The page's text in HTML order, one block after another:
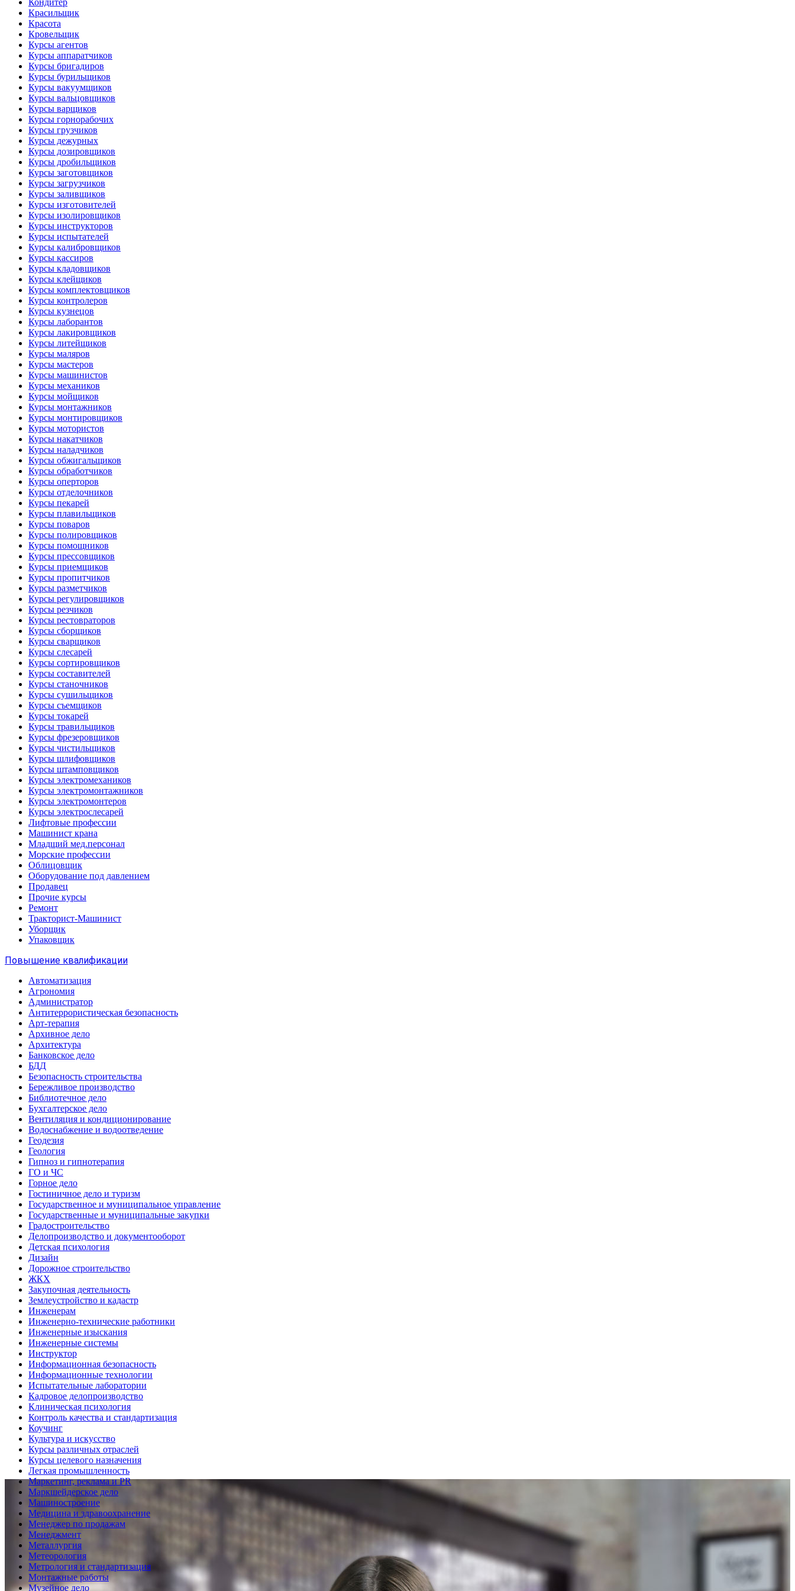
Кондитер
Красильщик
Красота
Кровельщик
Курсы агентов
Курсы аппаратчиков
Курсы бригадиров
Курсы бурильщиков
Курсы вакуумщиков
Курсы вальцовщиков
Курсы варщиков
Курсы горнорабочих
Курсы грузчиков
Курсы дежурных
Курсы дозировщиков
Курсы дробильщиков
Курсы заготовщиков
Курсы загрузчиков
Курсы заливщиков
Курсы изготовителей
Курсы изолировщиков
Курсы инструкторов
Курсы испытателей
Курсы калибровщиков
Курсы кассиров
Курсы кладовщиков
Курсы клейщиков
Курсы комплектовщиков
Курсы контролеров
Курсы кузнецов
Курсы лаборантов
Курсы лакировщиков
Курсы литейщиков
Курсы маляров
Курсы мастеров
Курсы машинистов
Курсы механиков
Курсы мойщиков
Курсы монтажников
Курсы монтировщиков
Курсы мотористов
Курсы накатчиков
Курсы наладчиков
Курсы обжигальщиков
Курсы обработчиков
Курсы оперторов
Курсы отделочников
Курсы пекарей
Курсы плавильщиков
Курсы поваров
Курсы полировщиков
Курсы помощников
Курсы прессовщиков
Курсы приемщиков
Курсы пропитчиков
Курсы разметчиков
Курсы регулировщиков
Курсы резчиков
Курсы рестовраторов
Курсы сборщиков
Курсы сварщиков
Курсы слесарей
Курсы сортировщиков
Курсы составителей
Курсы станочников
Курсы сушильщиков
Курсы съемщиков
Курсы токарей
Курсы травильщиков
Курсы фрезеровщиков
Курсы чистильщиков
Курсы шлифовщиков
Курсы штамповщиков
Курсы электромехаников
Курсы электромонтажников
Курсы электромонтеров
Курсы электрослесарей
Лифтовые профессии
Машинист крана
Младщий мед.персонал
Морские профессии
Облицовщик
Оборудование под давлением
Продавец
Прочие курсы
Ремонт
Тракторист-Машинист
Уборщик
Упаковщик
Повышение квалификации
Автоматизация
Агрономия
Администратор
Антитеррористическая безопасность
Арт-терапия
Архивное дело
Архитектура
Банковское дело
БДД
Безопасность строительства
Бережливое производство
Библиотечное дело
Бухгалтерское дело
Вентиляция и кондиционирование
Водоснабжение и водоотведение
Геодезия
Геология
Гипноз и гипнотерапия
ГО и ЧС
Горное дело
Гостиничное дело и туризм
Государственное и муниципальное управление
Государственные и муниципальные закупки
Градостроительство
Делопроизводство и документооборот
Детская психология
Дизайн
Дорожное строительство
ЖКХ
Закупочная деятельность
Землеустройство и кадастр
Инженерам
Инженерно-технические работники
Инженерные изыскания
Инженерные системы
Инструктор
Информационная безопасность
Информационные технологии
Испытательные лаборатории
Кадровое делопроизводство
Клиническая психология
Контроль качества и стандартизация
Коучинг
Культура и искусство
Курсы различных отраслей
Курсы целевого назначения
Легкая промышленность
Маркетинг, реклама и PR
Маркшейдерское дело
Машиностроение
Медицина и здравоохранение
Менеджер по продажам
Менеджмент
Металлургия
Метеорология
Метрология и стандартизация
Монтажные работы
Музейное дело